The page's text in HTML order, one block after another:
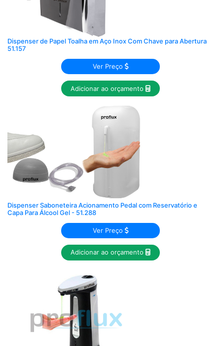
Dispenser de Papel Toalha em Aço Inox Com Chave para Abertura
51.157
Ver Preço
Adicionar ao orçamento
Dispenser Saboneteira Acionamento Pedal com Reservatório e
Capa Para Álcool Gel - 51.288
Ver Preço
Adicionar ao orçamento